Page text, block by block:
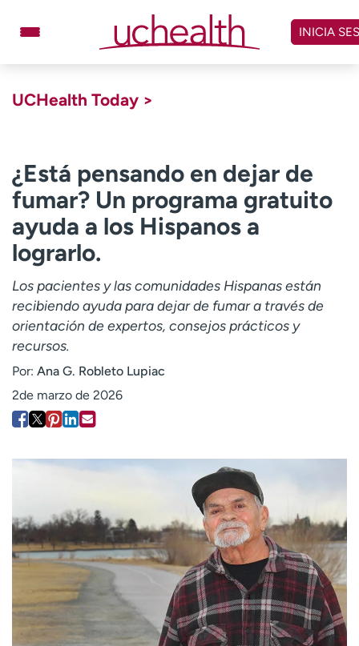
contenido
virtual
Facturación y precios
Remisiones
Dar
Inicie sesión en My Health Connection
Acerca de UCHealth
Clases y eventos
Ready. Set. CO.
Empleados
Atención a medios de
Contáctenos Noticias e historias
y
d
a
e
e
INICIA
UCHealth Today >
¿Está pensando en dejar de
fumar? Un programa gratuito
ayuda a los Hispanos a
lograrlo.
Los pacientes y las comunidades Hispanas están
recibiendo ayuda para dejar de fumar a través de
orientación de expertos, consejos prácticos y
recursos.
Por: Ana G. Robleto Lupiac
2de marzo de 2026